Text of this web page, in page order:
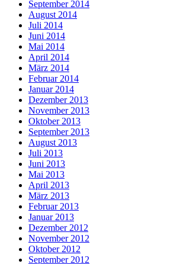
September 2014
August 2014
Juli 2014
Juni 2014
Mai 2014
April 2014
März 2014
Februar 2014
Januar 2014
Dezember 2013
November 2013
Oktober 2013
September 2013
August 2013
Juli 2013
Juni 2013
Mai 2013
April 2013
März 2013
Februar 2013
Januar 2013
Dezember 2012
November 2012
Oktober 2012
September 2012